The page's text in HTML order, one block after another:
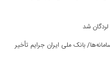
شد
بانک ملی ایران جرایم تأخیر